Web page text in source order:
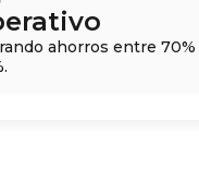
ahorros entre 70%